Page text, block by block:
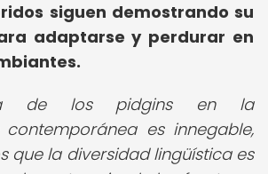
siguen demostrando su
adaptarse y perdurar en
de los pidgins en la
es innegable,
que la diversidad lingüística es